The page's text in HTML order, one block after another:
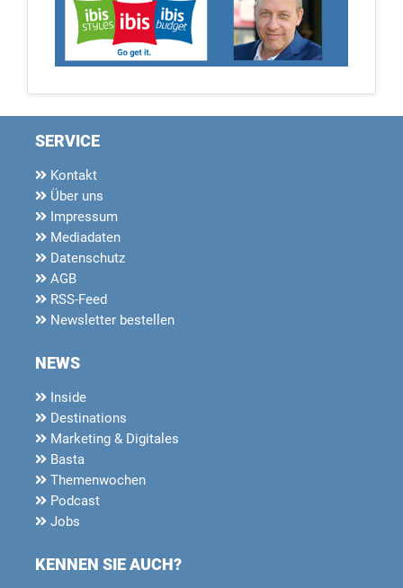
SERVICE
Kontakt
Über uns
Impressum
Mediadaten
Datenschutz
AGB
RSS-Feed
Newsletter bestellen
NEWS
Inside
Destinations
Marketing & Digitales
Basta
Themenwochen
Podcast
Jobs
KENNEN SIE AUCH?